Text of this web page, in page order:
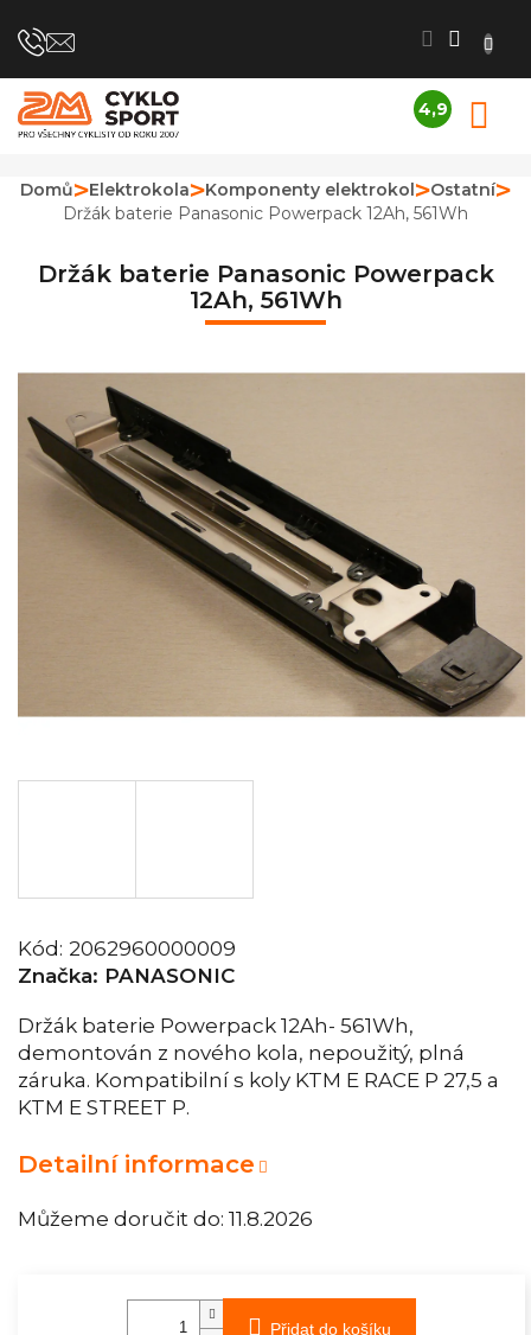
na
4,9
obchodu
je
4,9
hvězdiček.
Domů Elektrokola Komponenty elektrokol
Ostatní
Držák baterie Panasonic Powerpack 12Ah, 561Wh
Držák baterie Panasonic Powerpack
12Ah, 561Wh
Kód: 2062960000009
Značka: PANASONIC
Můžeme doručit do: 11.8.2026
Držák baterie Powerpack 12Ah- 561Wh,
demontován z nového kola, nepoužitý, plná
záruka. Kompatibilní s koly KTM E RACE P 27,5 a
KTM E STREET P.
Detailní informace
Přidat do košíku